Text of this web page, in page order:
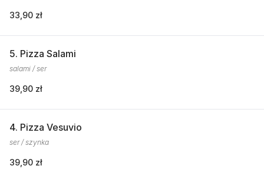
33,90 zł
5. Pizza Salami
salami / ser
39,90 zł
4. Pizza Vesuvio
ser / szynka
39,90 zł